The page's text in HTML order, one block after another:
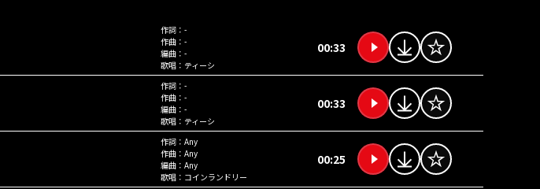
作詞： -
作曲： -
編曲： -
歌唱： ティーシ
00:33
作詞： -
作曲： -
編曲： -
歌唱： ティーシ
00:33
作詞： Any
作曲： Any
編曲： Any
歌唱： コインランドリー
00:25